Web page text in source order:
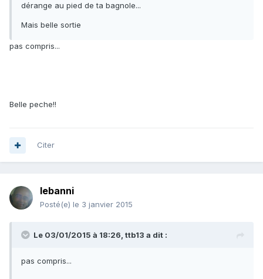
dérange au pied de ta bagnole...
Mais belle sortie
pas compris...
Belle peche!!
Citer
lebanni
Posté(e) le 3 janvier 2015
Le 03/01/2015 à 18:26, ttb13 a dit :
pas compris...